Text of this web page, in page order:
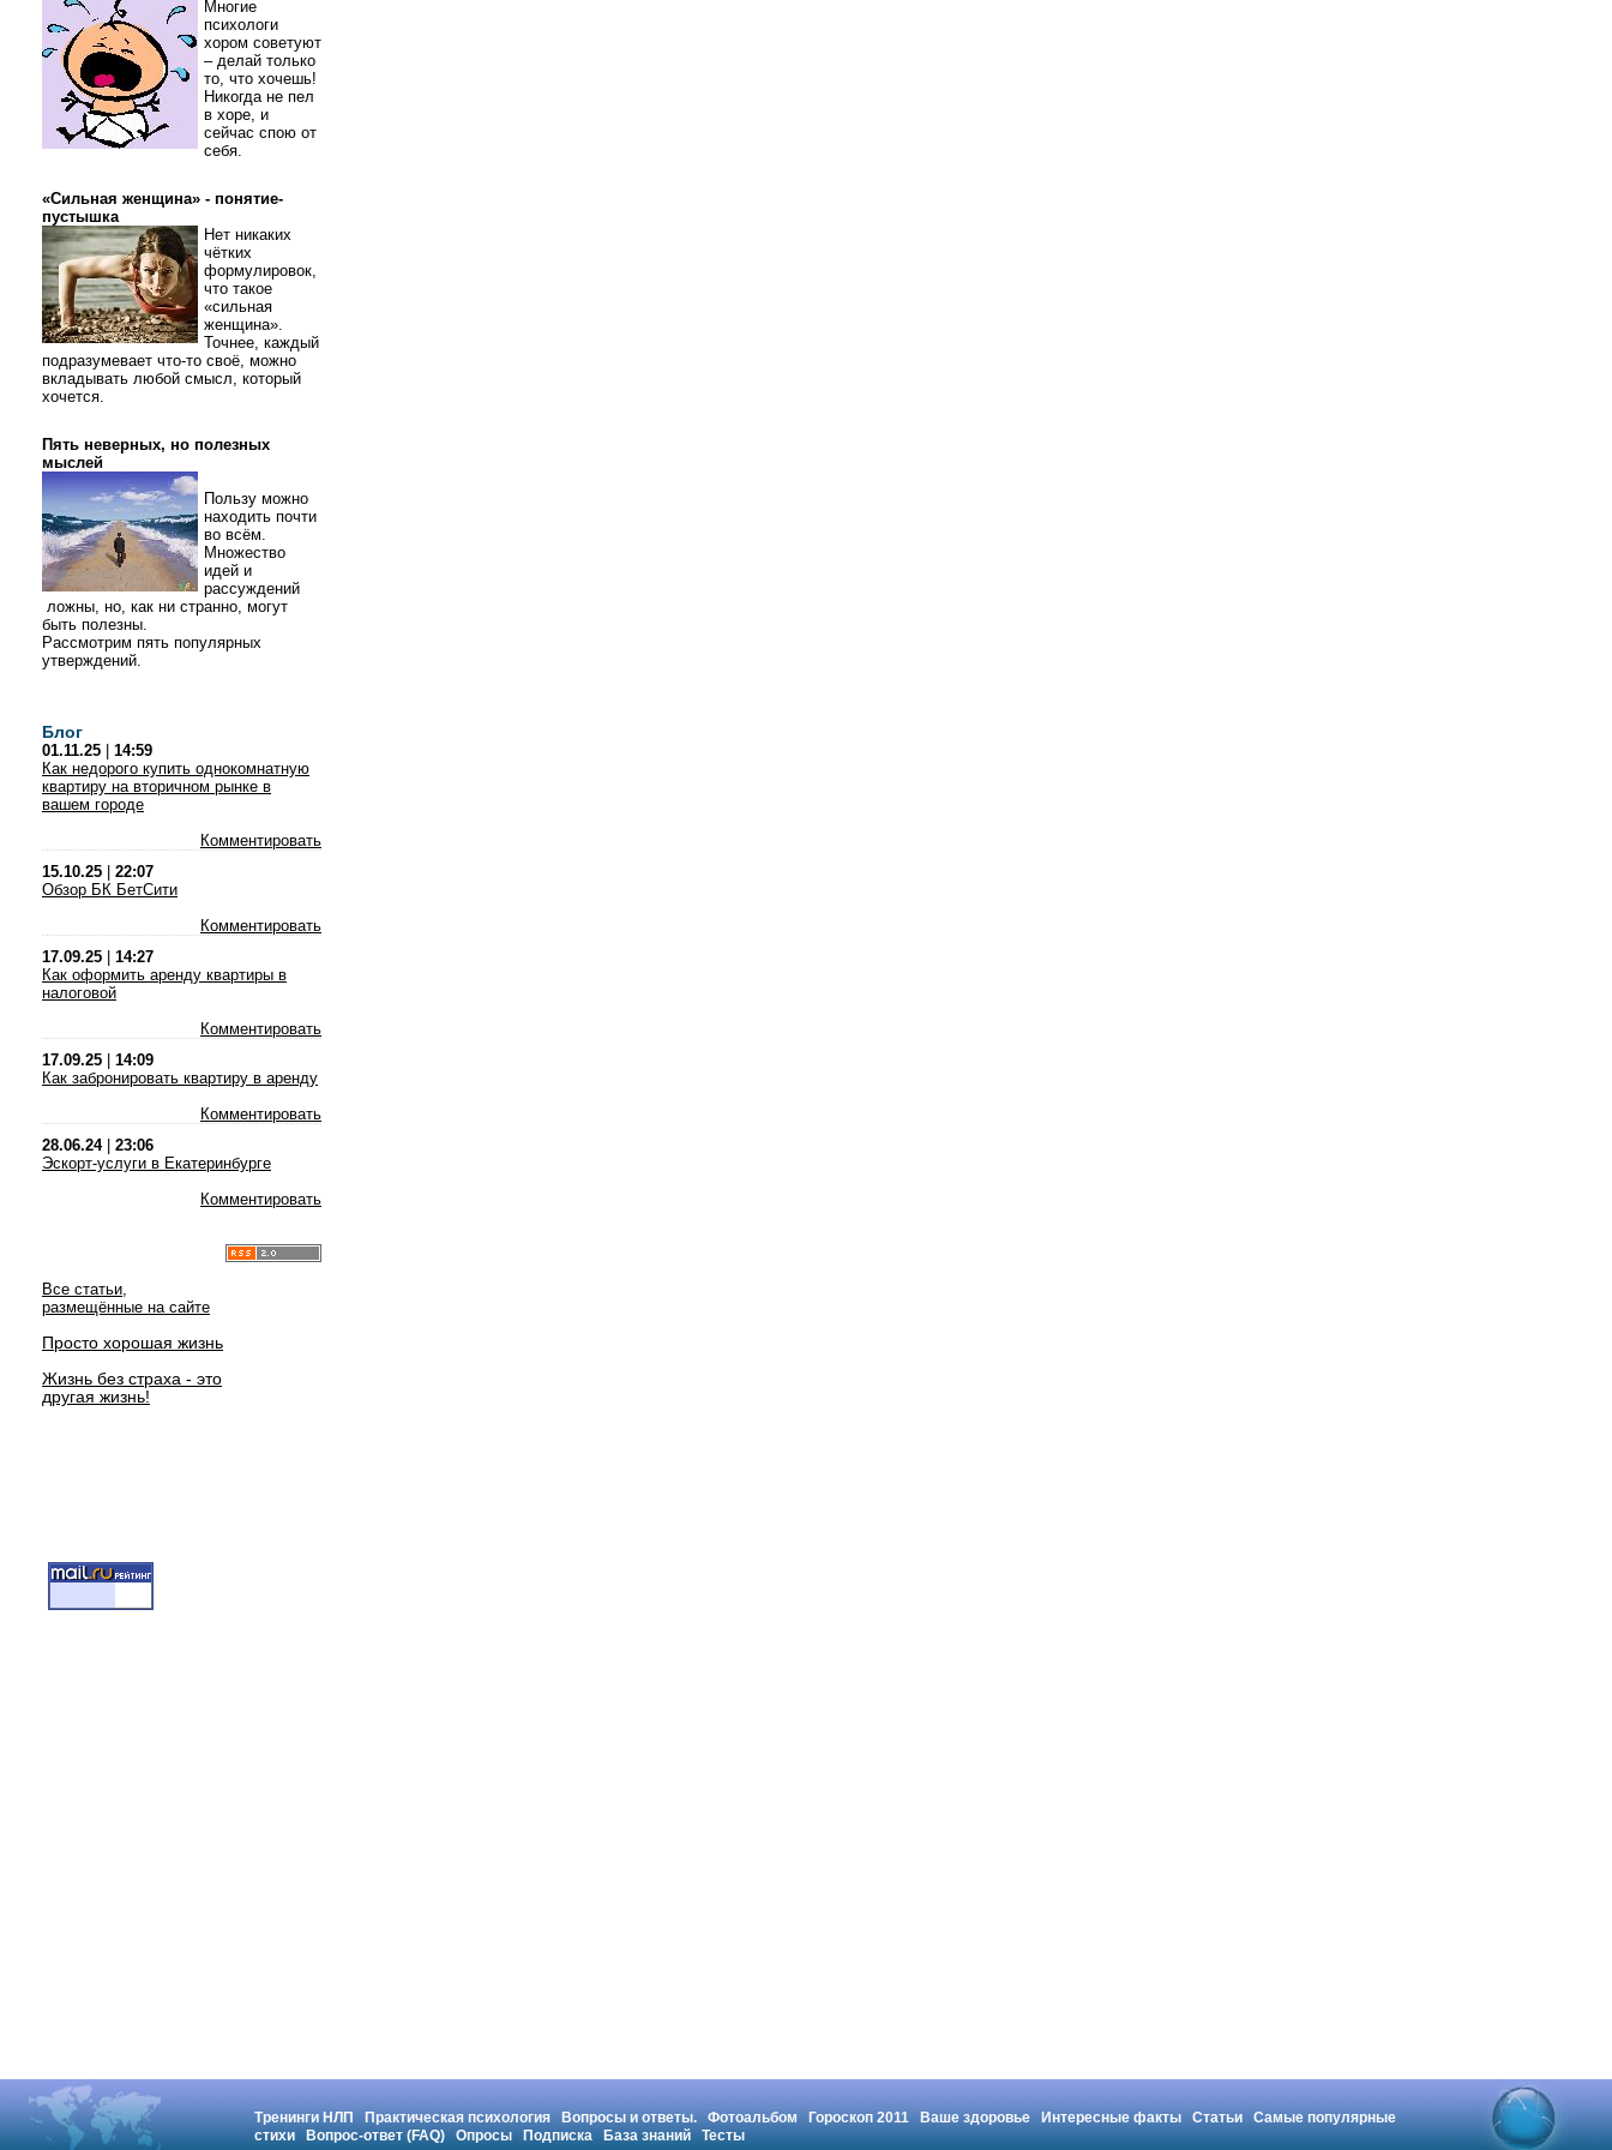
Многие
психологи
хором советуют
– делай только
то, что хочешь!
Никогда не пел
в хоре, и
сейчас спою от
себя.
«Сильная женщина» - понятие-
пустышка
Нет никаких
чётких
формулировок,
что такое
«сильная
женщина».
Точнее, каждый
подразумевает что-то своё, можно
вкладывать любой смысл, который
хочется.
Пять неверных, но полезных
мыслей
Пользу можно
находить почти
во всём.
Множество
идей и
рассуждений
ложны, но, как ни странно, могут
быть полезны.
Рассмотрим пять популярных
утверждений.
Блог
01.11.25
14:59
Как недорого купить однокомнатную
квартиру на вторичном рынке в
вашем городе
Комментировать
15.10.25
22:07
Обзор БК БетСити
Комментировать
17.09.25
14:27
Как оформить аренду квартиры в
налоговой
Комментировать
17.09.25
14:09
Как забронировать квартиру в аренду
Комментировать
28.06.24| 23:06
Эскорт-услуги в Екатеринбурге
Комментировать
Все статьи,
размещённые на сайте
Просто хорошая жизнь
Жизнь без страха - это
другая жизнь!
Тренинги НЛП Практическая психология Вопросы и ответы. Фотоальбом Гороскоп 2011 Ваше здоровье Интересные факты Статьи
Самые популярные
стихи
Вопрос-ответ (FAQ) Опросы Подписка База знаний Тесты